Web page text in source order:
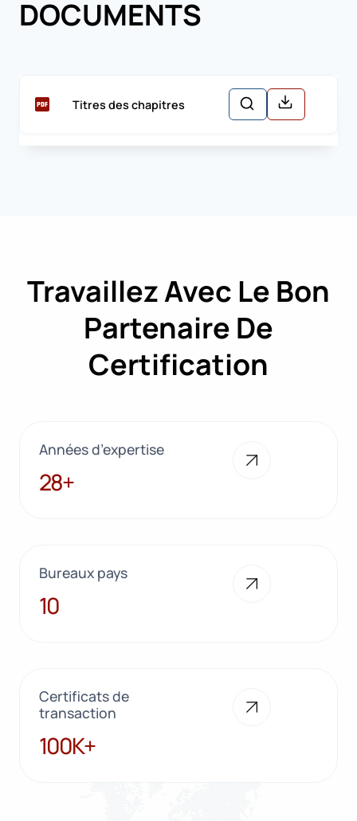
DOCUMENTS
Titres des chapitres
Travaillez Avec Le Bon
Partenaire De
Certification
Années d’expertise
28+
28+
Bureaux pays
10
10
Certificats de
transaction
100K+
100K+